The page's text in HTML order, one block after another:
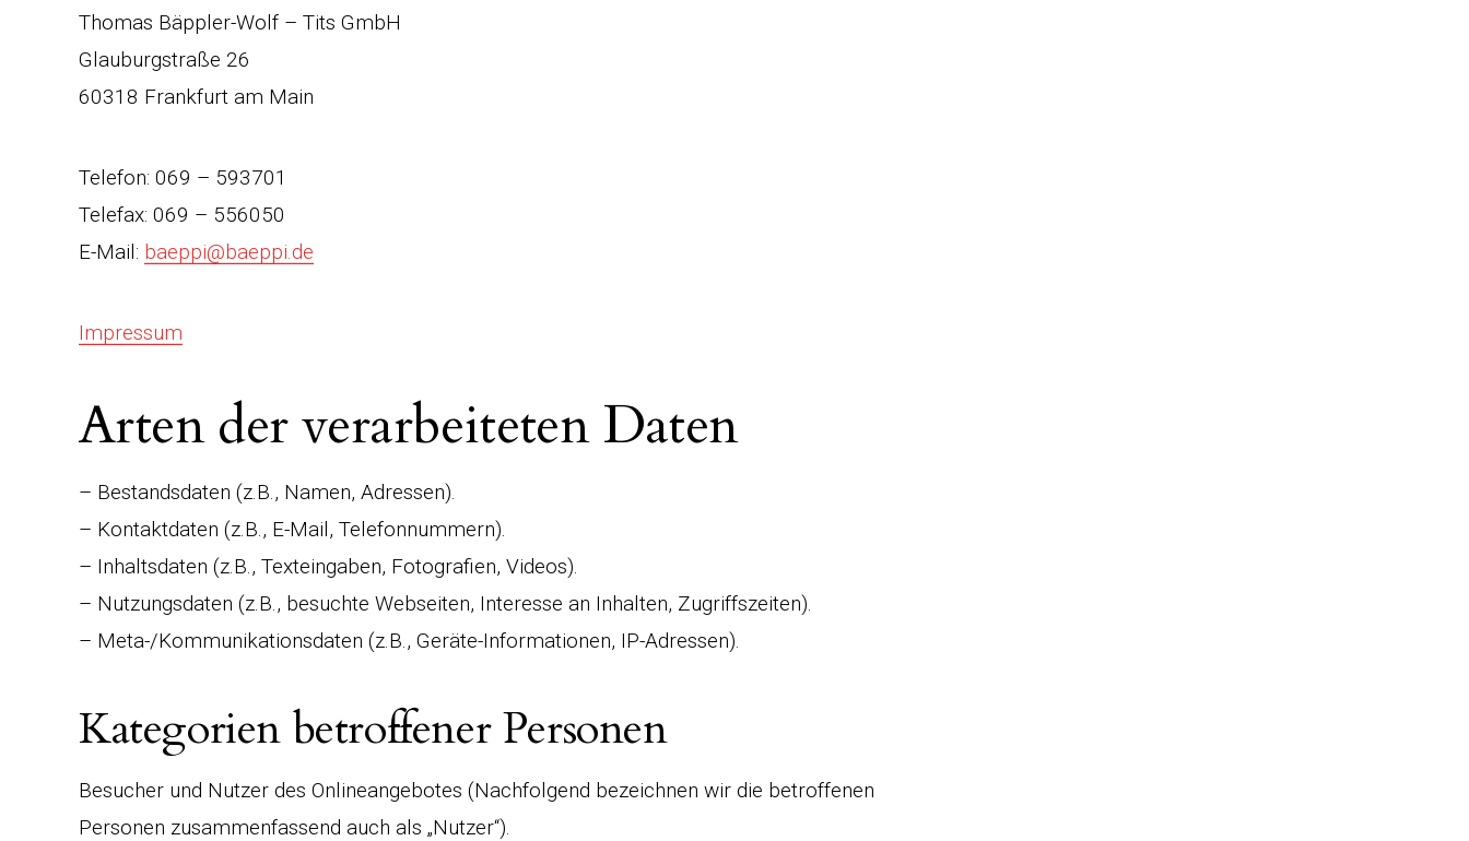
Thomas Bäppler-Wolf – Tits GmbH
Glauburgstraße 26
60318 Frankfurt am Main
Telefon: 069 – 593701
Telefax: 069 – 556050
E-Mail: baeppi@baeppi.de
Impressum
Arten der verarbeiteten Daten
– Bestandsdaten (z.B., Namen, Adressen).
– Kontaktdaten (z.B., E-Mail, Telefonnummern).
– Inhaltsdaten (z.B., Texteingaben, Fotografien, Videos).
– Nutzungsdaten (z.B., besuchte Webseiten, Interesse an Inhalten, Zugriffszeiten).
– Meta-/Kommunikationsdaten (z.B., Geräte-Informationen, IP-Adressen).
Kategorien betroffener Personen
Besucher und Nutzer des Onlineangebotes (Nachfolgend bezeichnen wir die betroffenen
Personen zusammenfassend auch als „Nutzer“).